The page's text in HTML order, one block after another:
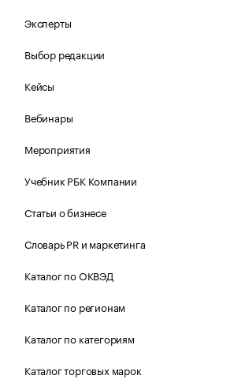
Эксперты
Выбор редакции
Кейсы
Вебинары
Мероприятия
Учебник РБК Компании
Статьи о бизнесе
Словарь PR и маркетинга
Каталог по ОКВЭД
Каталог по регионам
Каталог по категориям
Каталог торговых марок